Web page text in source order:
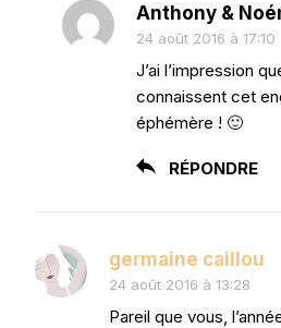
Anthony &
24 août 2016 à 17:10
J’ai l’impression
connaissent cet
éphémère ! 🙂
RÉPONDRE
germaine caillou
24 août 2016 à 13:28
Pareil que vous,